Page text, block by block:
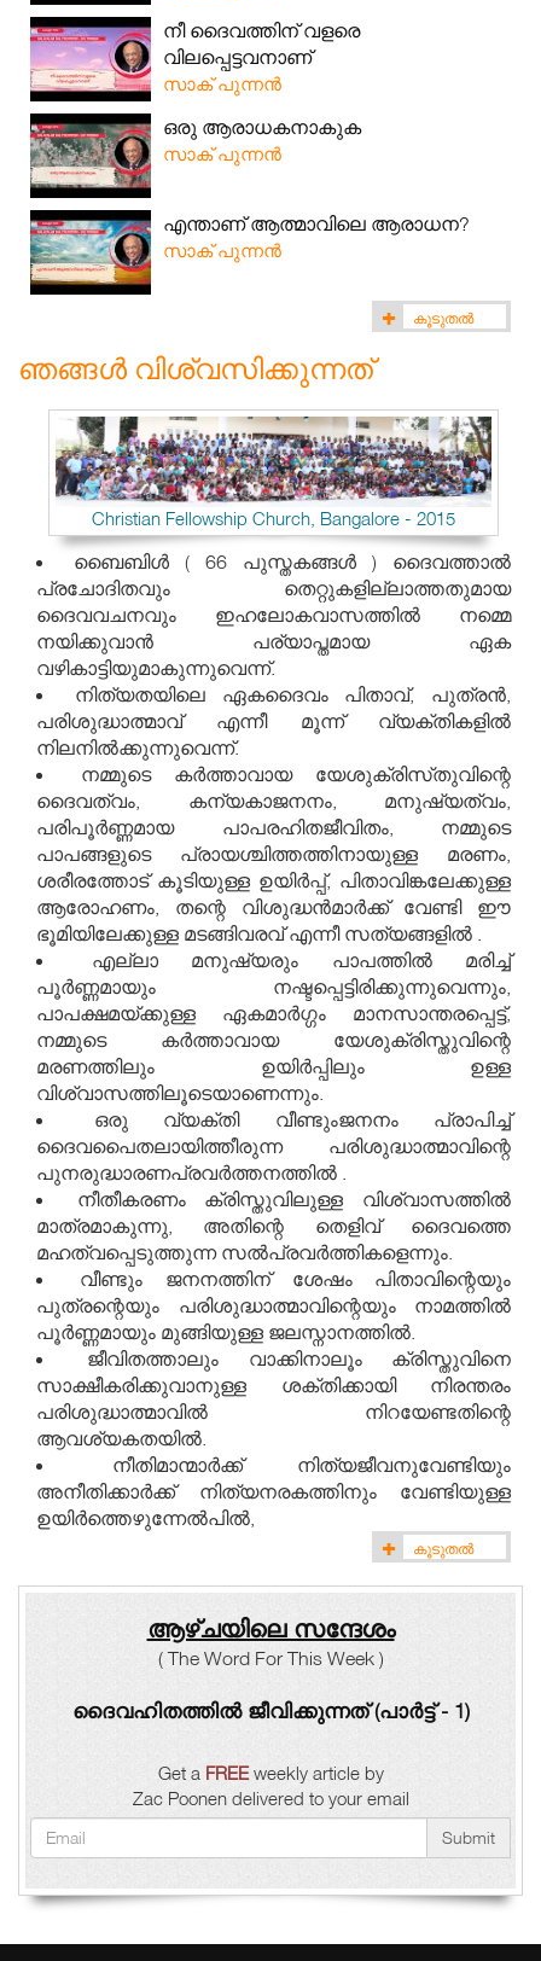
നീ ദൈവത്തിന് വളരെ
വിലപ്പെട്ടവനാണ്
സാക് പുന്നൻ
ഒരു ആരാധകനാകുക
സാക് പുന്നൻ
എന്താണ് ആത്മാവിലെ ആരാധന?
സാക് പുന്നൻ
കൂടുതൽ
ഞങ്ങൾ വിശ്വസിക്കുന്നത്
Christian Fellowship Church, Bangalore - 2015
ബൈബിള്‍ ( 66 പുസ്തകങ്ങള്‍ ) ദൈവത്താൽ
പ്രചോദിതവും തെറ്റുകളില്ലാത്തതുമായ
ദൈവവചനവും ഇഹലോകവാസത്തിൽ നമ്മെ
നയിക്കുവാൻ പര്യാപ്തമായ ഏക
വഴികാട്ടിയുമാകുന്നുവെന്ന്.
നിത്യതയിലെ ഏകദൈവം പിതാവ്, പുത്രൻ,
പരിശുദ്ധാത്മാവ് എന്നീ മൂന്ന് വ്യക്തികളിൽ
നിലനില്‍ക്കുന്നുവെന്ന്.
നമ്മുടെ കർത്താവായ യേശുക്രിസ്‍തുവിന്റെ
ദൈവത്വം, കന്യകാജനനം, മനുഷ്യത്വം,
പരിപൂർണ്ണമായ പാപരഹിതജീവിതം, നമ്മുടെ
പാപങ്ങളുടെ പ്രായശ്ചിത്തത്തിനായുള്ള മരണം,
ശരീരത്തോട് കൂടിയുള്ള ഉയിർപ്പ്, പിതാവിങ്കലേക്കുള്ള
ആരോഹണം, തന്റെ വിശുദ്ധന്‍മാർക്ക് വേണ്ടി ഈ
ഭൂമിയിലേക്കുള്ള മടങ്ങിവരവ് എന്നീ സത്യങ്ങളിൽ .
എല്ലാ മനുഷ്യരും പാപത്തിൽ മരിച്ച്
പൂർണ്ണമായും നഷ്ടപ്പെട്ടിരിക്കുന്നുവെന്നും,
പാപക്ഷമയ്‍ക്കുള്ള ഏകമാര്‍ഗ്ഗം മാനസാന്തരപ്പെട്ട്,
നമ്മുടെ കർത്താവായ യേശുക്രിസ്തുവിന്റെ
മരണത്തിലും ഉയിർപ്പിലും ഉള്ള
വിശ്വാസത്തിലൂടെയാണെന്നും.
ഒരു വ്യക്തി വീണ്ടുംജനനം പ്രാപിച്ച്
ദൈവപൈതലായിത്തീരുന്ന പരിശുദ്ധാത്മാവിന്റെ
പുനരുദ്ധാരണപ്രവര്‍ത്തനത്തിൽ .
നീതീകരണം ക്രിസ്തുവിലുള്ള വിശ്വാസത്തിൽ
മാത്രമാകുന്നു, അതിന്റെ തെളിവ് ദൈവത്തെ
മഹത്വപ്പെടുത്തുന്ന സൽപ്രവർത്തികളെന്നും.
വീണ്ടും ജനനത്തിന് ശേഷം പിതാവിന്റെയും
പുത്രന്റെയും പരിശുദ്ധാത്മാവിന്റെയും നാമത്തിൽ
പൂർണ്ണമായും മുങ്ങിയുള്ള ജലസ്നാനത്തിൽ.
ജീവിതത്താലും വാക്കിനാലൂം ക്രിസ്തുവിനെ
സാക്ഷീകരിക്കുവാനുള്ള ശക്തിക്കായി നിരന്തരം
പരിശുദ്ധാത്മാവിൽ നിറയേണ്ടതിന്റെ
ആവശ്യകതയിൽ.
നീതിമാന്മാർക്ക് നിത്യജീവനുവേണ്ടിയും
അനീതിക്കാർക്ക് നിത്യനരകത്തിനും വേണ്ടിയുള്ള
ഉയിർത്തെഴുന്നേല്‍പിൽ,
കൂടുതൽ
ആഴ്ചയിലെ സന്ദേശം
( The Word For This Week )
ദൈവഹിതത്തിൽ ജീവിക്കുന്നത് (പാർട്ട് - 1)
Get a FREEweekly article by
Zac Poonen delivered to your email
Submit